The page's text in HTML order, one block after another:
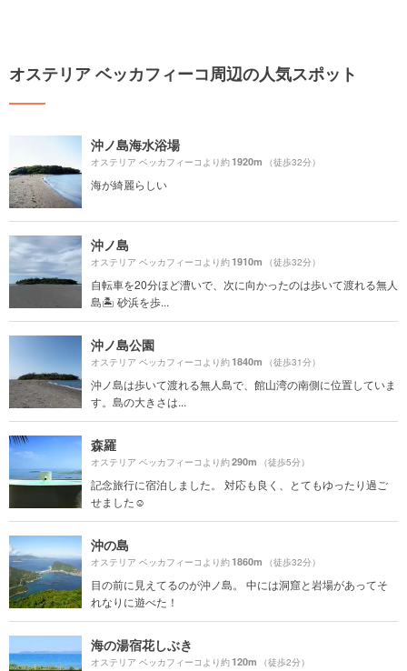
オステリア ベッカフィーコ周辺の人気スポット
沖ノ島海水浴場
オステリア ベッカフィーコより約1920m （徒歩32分）
海が綺麗らしい
沖ノ島
オステリア ベッカフィーコより約1910m （徒歩32分）
自転車を20分ほど漕いで、次に向かったのは歩いて渡れる無人
島🏝 砂浜を歩...
沖ノ島公園
オステリア ベッカフィーコより約1840m （徒歩31分）
沖ノ島は歩いて渡れる無人島で、館山湾の南側に位置していま
す。島の大きさは...
森羅
オステリア ベッカフィーコより約290m （徒歩5分）
記念旅行に宿泊しました。 対応も良く、とてもゆったり過ご
せました☺️
沖の島
オステリア ベッカフィーコより約1860m （徒歩32分）
目の前に見えてるのが沖ノ島。 中には洞窟と岩場があってそ
れなりに遊べた！
海の湯宿花しぶき
オステリア ベッカフィーコより約120m （徒歩2分）